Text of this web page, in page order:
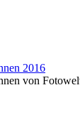
2016
von